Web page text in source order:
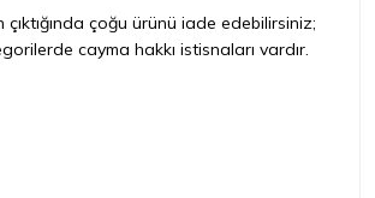
çıktığında çoğu ürünü iade edebilirsiniz;
cayma hakkı istisnaları vardır.